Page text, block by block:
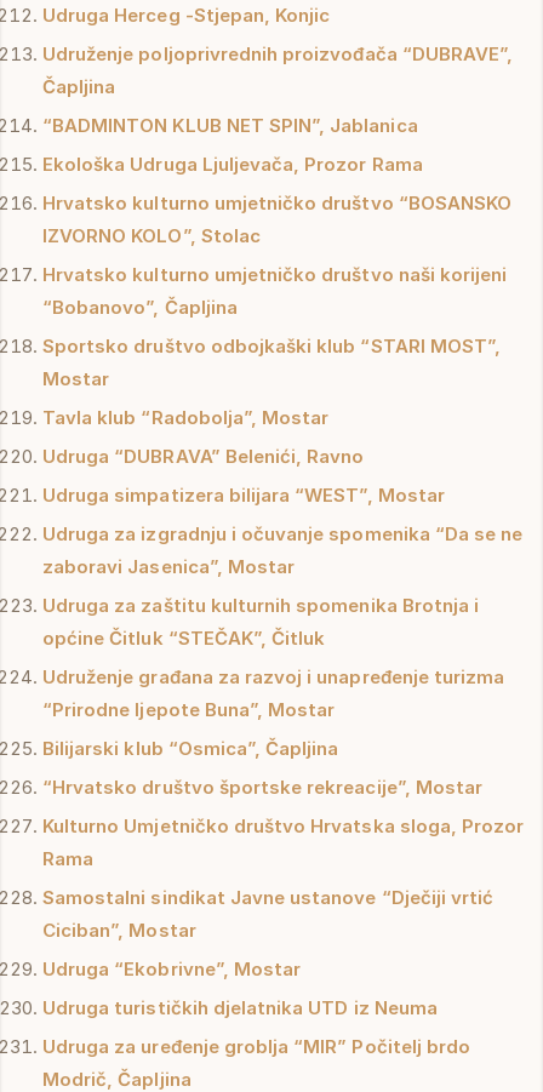
Udruga Herceg -Stjepan, Konjic
Udruženje poljoprivrednih proizvođača “DUBRAVE”,
Čapljina
“BADMINTON KLUB NET SPIN”, Jablanica
Ekološka Udruga Ljuljevača, Prozor Rama
Hrvatsko kulturno umjetničko društvo “BOSANSKO
IZVORNO KOLO”, Stolac
Hrvatsko kulturno umjetničko društvo naši korijeni
“Bobanovo”, Čapljina
Sportsko društvo odbojkaški klub “STARI MOST”,
Mostar
Tavla klub “Radobolja”, Mostar
Udruga “DUBRAVA” Belenići, Ravno
Udruga simpatizera bilijara “WEST”, Mostar
Udruga za izgradnju i očuvanje spomenika “Da se ne
zaboravi Jasenica”, Mostar
Udruga za zaštitu kulturnih spomenika Brotnja i
općine Čitluk “STEČAK”, Čitluk
Udruženje građana za razvoj i unapređenje turizma
“Prirodne ljepote Buna”, Mostar
Bilijarski klub “Osmica”, Čapljina
“Hrvatsko društvo športske rekreacije”, Mostar
Kulturno Umjetničko društvo Hrvatska sloga, Prozor
Rama
Samostalni sindikat Javne ustanove “Dječiji vrtić
Ciciban”, Mostar
Udruga “Ekobrivne”, Mostar
Udruga turističkih djelatnika UTD iz Neuma
Udruga za uređenje groblja “MIR” Počitelj brdo
Modrič, Čapljina